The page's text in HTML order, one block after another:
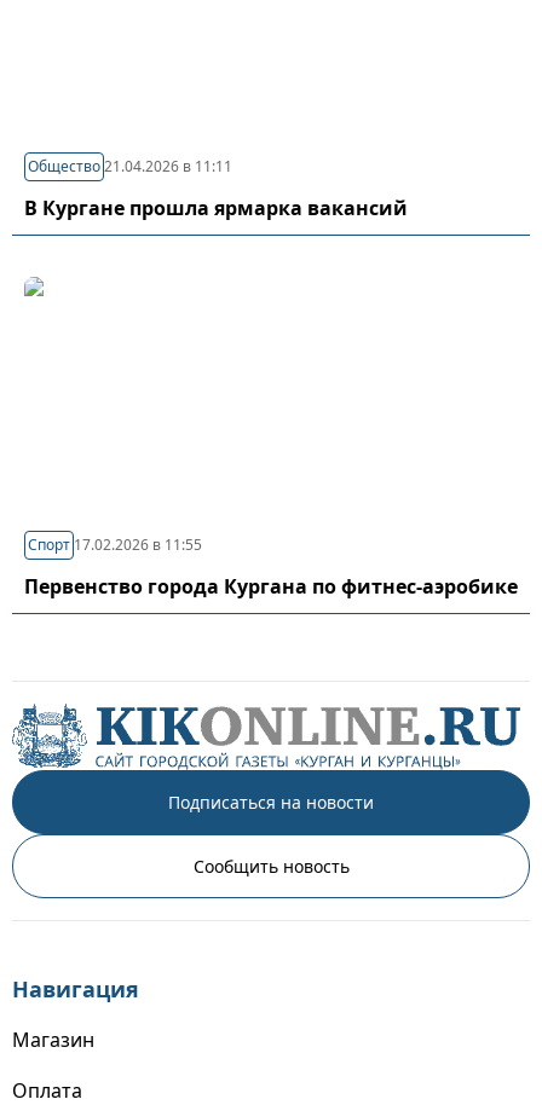
Общество21.04.2026 в 11:11
В Кургане прошла ярмарка вакансий
Спорт 17.02.2026 в 11:55
Первенство города Кургана по фитнес-аэробике
Подписаться на новости
Сообщить новость
Навигация
Магазин
Оплата